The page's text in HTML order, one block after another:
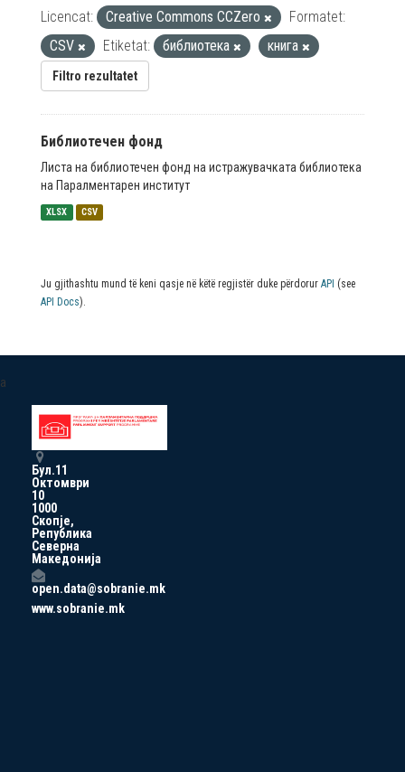
Licencat: Creative Commons CCZero
Formatet:
CSV
Etiketat: библиотека книга
Filtro rezultatet
Библиотечен фонд
Листа на библиотечен фонд на истражувачката библиотека
на Паралментарен институт
XLSX CSV
Ju gjithashtu mund të keni qasje në këtë regjistër duke përdorur API (see
API Docs).
a
Бул.11
Октомври
10
1000
Скопје,
Република
Северна
Македонија
open.data@sobranie.mk
www.sobranie.mk